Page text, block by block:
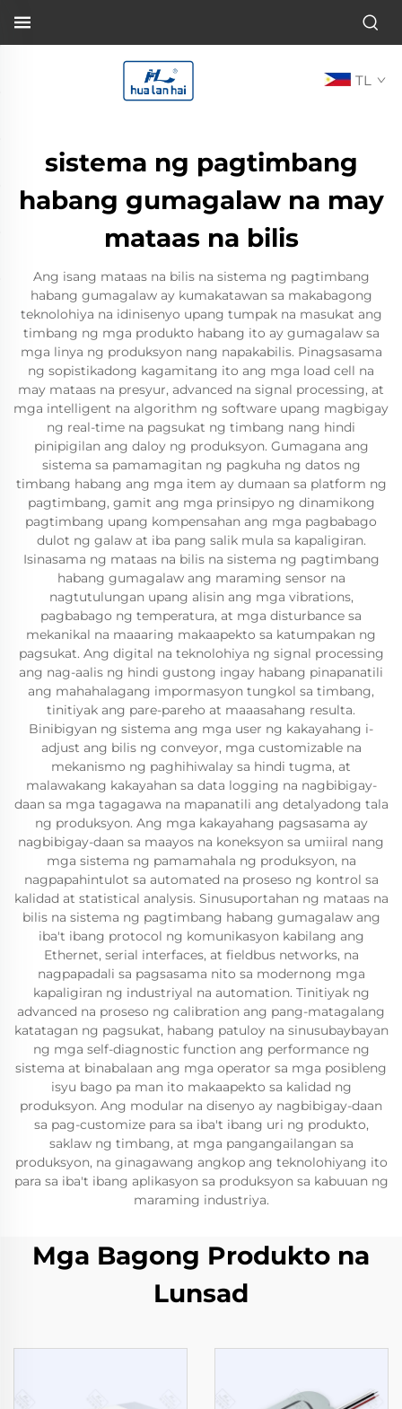
TL
sistema ng pagtimbang
habang gumagalaw na may
mataas na bilis
Ang isang mataas na bilis na sistema ng pagtimbang
habang gumagalaw ay kumakatawan sa makabagong
teknolohiya na idinisenyo upang tumpak na masukat ang
timbang ng mga produkto habang ito ay gumagalaw sa
mga linya ng produksyon nang napakabilis. Pinagsasama
ng sopistikadong kagamitang ito ang mga load cell na
may mataas na presyur, advanced na signal processing, at
mga intelligent na algorithm ng software upang magbigay
ng real-time na pagsukat ng timbang nang hindi
pinipigilan ang daloy ng produksyon. Gumagana ang
sistema sa pamamagitan ng pagkuha ng datos ng
timbang habang ang mga item ay dumaan sa platform ng
pagtimbang, gamit ang mga prinsipyo ng dinamikong
pagtimbang upang kompensahan ang mga pagbabago
dulot ng galaw at iba pang salik mula sa kapaligiran.
Isinasama ng mataas na bilis na sistema ng pagtimbang
habang gumagalaw ang maraming sensor na
nagtutulungan upang alisin ang mga vibrations,
pagbabago ng temperatura, at mga disturbance sa
mekanikal na maaaring makaapekto sa katumpakan ng
pagsukat. Ang digital na teknolohiya ng signal processing
ang nag-aalis ng hindi gustong ingay habang pinapanatili
ang mahahalagang impormasyon tungkol sa timbang,
tinitiyak ang pare-pareho at maaasahang resulta.
Binibigyan ng sistema ang mga user ng kakayahang i-
adjust ang bilis ng conveyor, mga customizable na
mekanismo ng paghihiwalay sa hindi tugma, at
malawakang kakayahan sa data logging na nagbibigay-
daan sa mga tagagawa na mapanatili ang detalyadong tala
ng produksyon. Ang mga kakayahang pagsasama ay
nagbibigay-daan sa maayos na koneksyon sa umiiral nang
mga sistema ng pamamahala ng produksyon, na
nagpapahintulot sa automated na proseso ng kontrol sa
kalidad at statistical analysis. Sinusuportahan ng mataas na
bilis na sistema ng pagtimbang habang gumagalaw ang
iba't ibang protocol ng komunikasyon kabilang ang
Ethernet, serial interfaces, at fieldbus networks, na
nagpapadali sa pagsasama nito sa modernong mga
kapaligiran ng industriyal na automation. Tinitiyak ng
advanced na proseso ng calibration ang pang-matagalang
katatagan ng pagsukat, habang patuloy na sinusubaybayan
ng mga self-diagnostic function ang performance ng
sistema at binabalaan ang mga operator sa mga posibleng
isyu bago pa man ito makaapekto sa kalidad ng
produksyon. Ang modular na disenyo ay nagbibigay-daan
sa pag-customize para sa iba't ibang uri ng produkto,
saklaw ng timbang, at mga pangangailangan sa
produksyon, na ginagawang angkop ang teknolohiyang ito
para sa iba't ibang aplikasyon sa produksyon sa kabuuan ng
maraming industriya.
Mga Bagong Produkto na
Lunsad